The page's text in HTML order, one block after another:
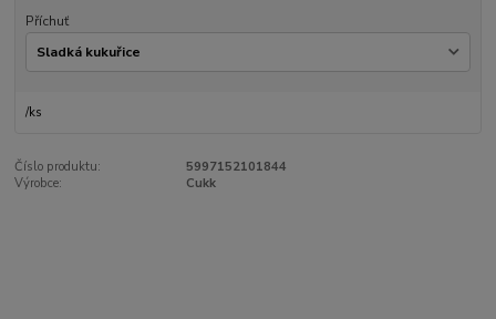
Příchuť
/ks
Číslo produktu:
5997152101844
Výrobce:
Cukk